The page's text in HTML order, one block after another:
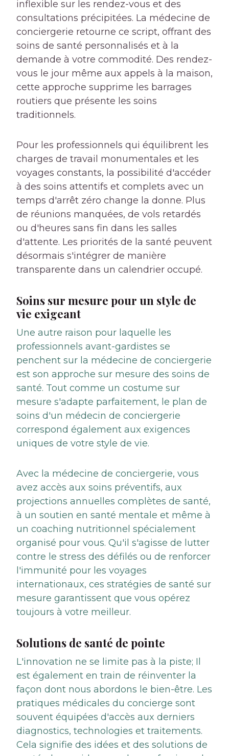
inflexible sur les rendez-vous et des
consultations précipitées. La médecine de
conciergerie retourne ce script, offrant des
soins de santé personnalisés et à la
demande à votre commodité. Des rendez-
vous le jour même aux appels à la maison,
cette approche supprime les barrages
routiers que présente les soins
traditionnels.
Pour les professionnels qui équilibrent les
charges de travail monumentales et les
voyages constants, la possibilité d'accéder
à des soins attentifs et complets avec un
temps d'arrêt zéro change la donne. Plus
de réunions manquées, de vols retardés
ou d'heures sans fin dans les salles
d'attente. Les priorités de la santé peuvent
désormais s'intégrer de manière
transparente dans un calendrier occupé.
Soins sur mesure pour un style de
vie exigeant
Une autre raison pour laquelle les
professionnels avant-gardistes se
penchent sur la médecine de conciergerie
est son approche sur mesure des soins de
santé. Tout comme un costume sur
mesure s'adapte parfaitement, le plan de
soins d'un médecin de conciergerie
correspond également aux exigences
uniques de votre style de vie.
Avec la médecine de conciergerie, vous
avez accès aux soins préventifs, aux
projections annuelles complètes de santé,
à un soutien en santé mentale et même à
un coaching nutritionnel spécialement
organisé pour vous. Qu'il s'agisse de lutter
contre le stress des défilés ou de renforcer
l'immunité pour les voyages
internationaux, ces stratégies de santé sur
mesure garantissent que vous opérez
toujours à votre meilleur.
Solutions de santé de pointe
L'innovation ne se limite pas à la piste; Il
est également en train de réinventer la
façon dont nous abordons le bien-être. Les
pratiques médicales du concierge sont
souvent équipées d'accès aux derniers
diagnostics, technologies et traitements.
Cela signifie des idées et des solutions de